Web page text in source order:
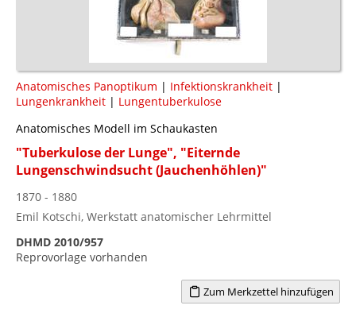
Anatomisches Panoptikum | Infektionskrankheit |
Lungenkrankheit | Lungentuberkulose
Anatomisches Modell im Schaukasten
"Tuberkulose der Lunge", "Eiternde
Lungenschwindsucht (Jauchenhöhlen)"
1870 - 1880
Emil Kotschi, Werkstatt anatomischer Lehrmittel
DHMD 2010/957
Reprovorlage vorhanden
Zum Merkzettel hinzufügen